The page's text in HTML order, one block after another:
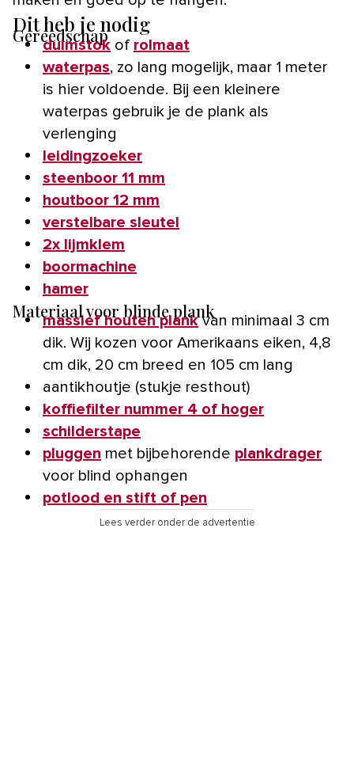
Dit heb je nodig
Gereedschap
duimstok of rolmaat
waterpas, zo lang mogelijk, maar 1 meter
is hier voldoende. Bij een kleinere
waterpas gebruik je de plank als
verlenging
leidingzoeker
steenboor 11 mm
houtboor 12 mm
verstelbare sleutel
2x lijmklem
boormachine
hamer
Materiaal voor blinde plank
massief houten plankvan minimaal 3 cm
dik. Wij kozen voor Amerikaans eiken, 4,8
cm dik, 20 cm breed en 105 cm lang
aantikhoutje (stukje resthout)
koffiefilter nummer 4 of hoger
schilderstape
pluggen met bijbehorende plankdrager
voor blind ophangen
potlood en stift of pen
Lees verder onder de advertentie